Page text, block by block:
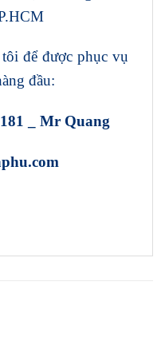
để được phục vụ
đầu:
_ Mr Quang